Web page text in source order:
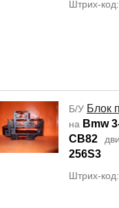
Штрих-
Б/У Блок
на Bmw
CB82
256S3
Штрих-